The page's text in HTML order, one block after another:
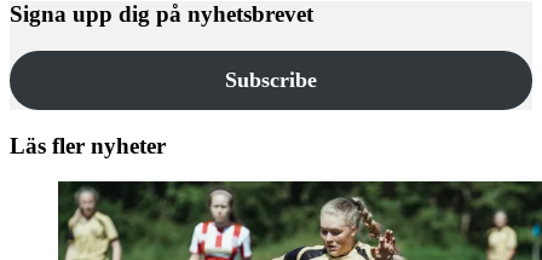
Signa upp dig på nyhetsbrevet
Subscribe
Läs fler nyheter